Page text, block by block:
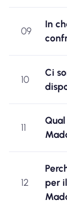
09
In
10
Ci
11
12
per